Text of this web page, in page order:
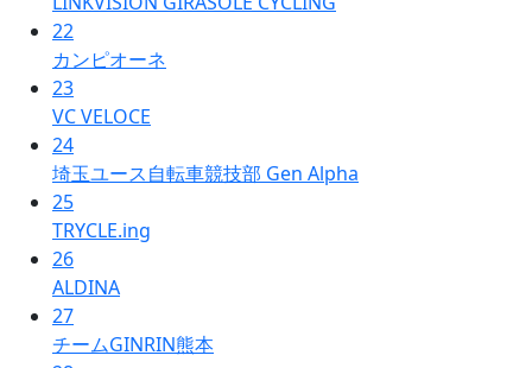
22
カンピオーネ
23
VC VELOCE
24
埼玉ユース自転車競技部 Gen Alpha
25
TRYCLE.ing
26
ALDINA
27
チームGINRIN熊本